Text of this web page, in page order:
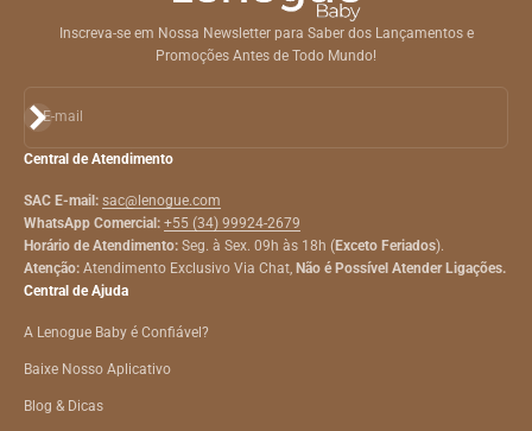
Inscreva-se em Nossa Newsletter para Saber dos Lançamentos e
Promoções Antes de Todo Mundo!
E-mail
Assinar
Central de Atendimento
SAC E-mail: sac@lenogue.com
WhatsApp Comercial: +55 (34) 99924-2679
Horário de Atendimento: Seg. à Sex. 09h às 18h (Exceto Feriados).
Atenção: Atendimento Exclusivo Via Chat, Não é Possível Atender Ligações.
Central de Ajuda
A Lenogue Baby é Confiável?
Baixe Nosso Aplicativo
Blog & Dicas